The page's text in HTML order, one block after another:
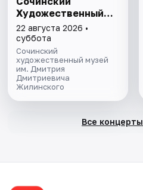
Художественный
музей им. Д.Д.
Жилинского
22 августа 2026 •
суббота
Сочинский
художественный музей
им. Дмитрия
Дмитриевича
Жилинского
Все